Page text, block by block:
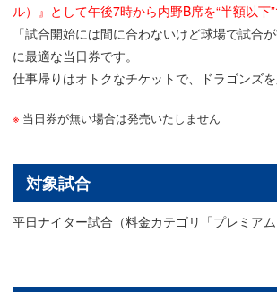
ル）』として午後7時から内野B席を“半額以下
「試合開始には間に合わないけど球場で試合
に最適な当日券です。
仕事帰りはオトクなチケットで、ドラゴンズ
当日券が無い場合は発売いたしません
対象試合
平日ナイター試合（料金カテゴリ「プレミアム